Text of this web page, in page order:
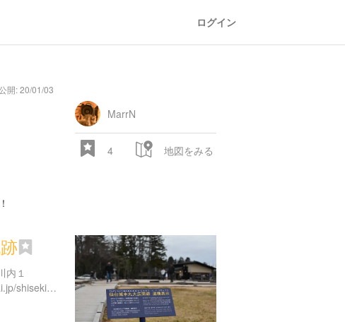
ログイン
開: 20/01/03
MarrN
4 地図をみる
内１
http://www.city.sendai.jp/shisekichosa/kurashi/manabu/kyoiku/inkai/bunkazai/bunkazai/joseki/